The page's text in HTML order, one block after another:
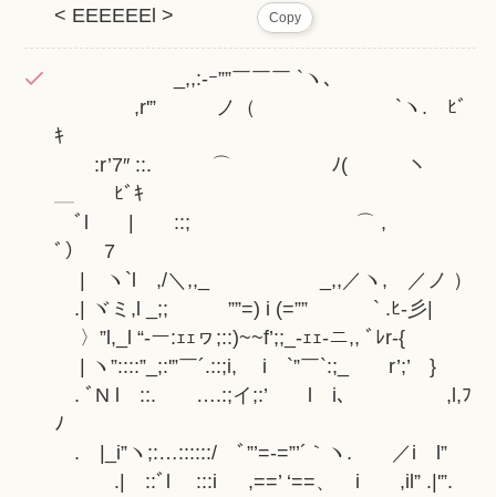
< EEEEEEl >⠀⠀⠀⠀⠀
Copy
_,,:-ｰ””￣￣￣ `ヽ､
,r'” ノ（ `ヽ. ﾋﾞ
ｷ
:r’7″ ::. ⌒ ﾉ( ヽ
＿ ﾋﾞｷ
ﾞl | ::; ⌒ ,
ﾞ） 7
| ヽ`l ,/＼,,_ _,,／ヽ, ／ノ ）
.| ヾミ,l _;; ””=) i (=”” ` .ﾋ-彡|
〉”l,_l “-ー:ｪｪヮ;::)~~f’;;_-ｪｪ-ニ,, ﾞﾚr-{
| ヽ”::::”_;:'”￣´.::;i, i `”￣`:;_ r’;’ }
. ﾞN l ::. ….:;イ;:’ l i､ ,l,ﾌ
ﾉ
. |_i”ヽ;:…::::::/ ﾞ”’=-=”’´｀ヽ. ／i l”
.| ::ﾞl :::i ,==’ ‘==、 i ,il” .|'”.